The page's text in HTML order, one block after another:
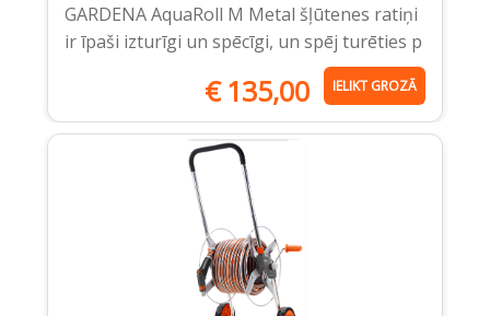
GARDENA AquaRoll M Metal šļūtenes ratiņi
ir īpaši izturīgi un spēcīgi, un spēj turēties p
€135,00 IELIKT GROZĀ